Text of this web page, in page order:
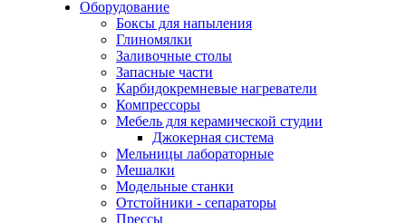
Оборудование
Боксы для напыления
Глиномялки
Заливочные столы
Запасные части
Карбидокремневые нагреватели
Компрессоры
Мебель для керамической студии
Джокерная система
Мельницы лабораторные
Мешалки
Модельные станки
Отстойники - сепараторы
Прессы